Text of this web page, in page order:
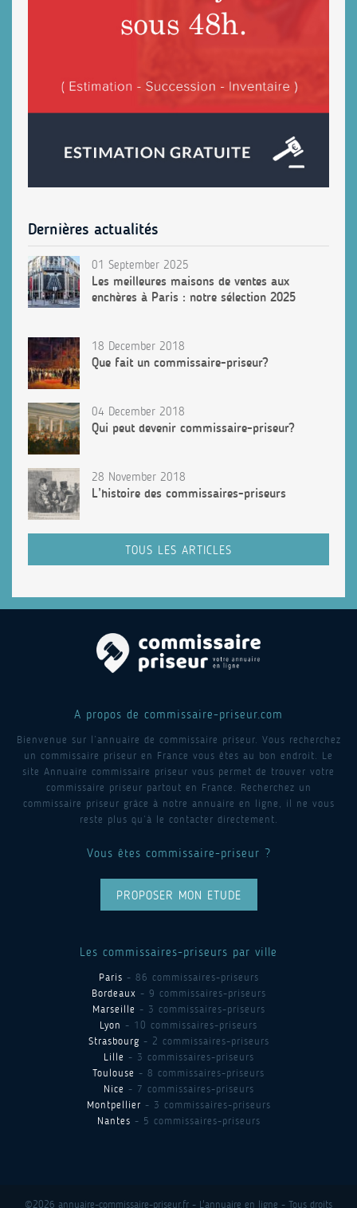
Dernières actualités
01 September 2025
Les meilleures maisons de ventes aux
enchères à Paris : notre sélection 2025
18 December 2018
Que fait un commissaire-priseur?
04 December 2018
Qui peut devenir commissaire-priseur?
28 November 2018
L’histoire des commissaires-priseurs
TOUS LES ARTICLES
A propos de commissaire-priseur.com
Bienvenue sur l’annuaire de commissaire priseur. Vous recherchez
un commissaire priseur en France vous êtes au bon endroit. Le
site Annuaire commissaire priseur vous permet de trouver votre
commissaire priseur partout en France. Recherchez un
commissaire priseur grâce à notre annuaire en ligne, il ne vous
reste plus qu’à le contacter directement.
Vous êtes commissaire-priseur ?
PROPOSER MON ETUDE
Les commissaires-priseurs par ville
Paris - 86 commissaires-priseurs
Bordeaux - 9 commissaires-priseurs
Marseille - 3 commissaires-priseurs
Lyon - 10 commissaires-priseurs
Strasbourg - 2 commissaires-priseurs
Lille - 3 commissaires-priseurs
Toulouse - 8 commissaires-priseurs
Nice - 7 commissaires-priseurs
Montpellier - 3 commissaires-priseurs
Nantes - 5 commissaires-priseurs
©2026 annuaire-commissaire-priseur.fr - L'annuaire en ligne - Tous droits